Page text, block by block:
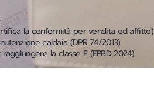
la conformità per vendita ed affitto)
caldaia (DPR 74/2013)
la classe E (EPBD 2024)